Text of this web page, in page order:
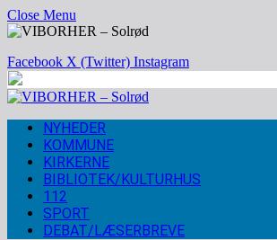
Close Menu
Facebook X (Twitter) Instagram
NYHEDER
KOMMUNE
KIRKERNE
BIBLIOTEK/KULTURHUS
112
SPORT
DEBAT/LÆSERBREVE